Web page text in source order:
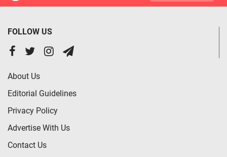
FOLLOW US
About Us
Editorial Guidelines
Privacy Policy
Advertise With Us
Contact Us